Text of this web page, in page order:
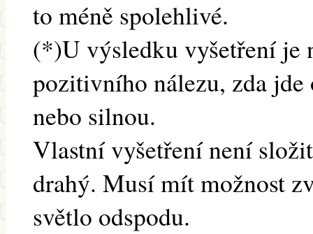
to méně spolehlivé.
(*)U výsledku vyšetření je
pozitivního nálezu, zda jde
nebo silnou.
Vlastní vyšetření není
drahý. Musí mít možnost
světlo odspodu.